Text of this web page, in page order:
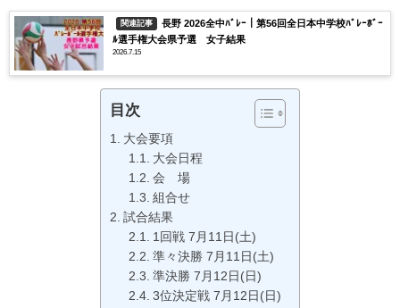
関連記事
長野 2026全中ﾊﾞﾚｰ｜第56回全日本中学校ﾊﾞﾚｰﾎﾞｰ
ﾙ選手権大会県予選 女子結果
2026.7.15
目次
大会要項
大会日程
会 場
組合せ
試合結果
1回戦 7月11日(土)
準々決勝 7月11日(土)
準決勝 7月12日(日)
3位決定戦 7月12日(日)